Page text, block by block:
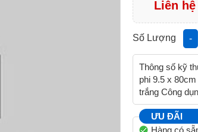
Liên hệ
Số Lượng -
Thông số kỹ
phi 9.5 x
trắng Công
ƯU ĐÃI
Hàng có